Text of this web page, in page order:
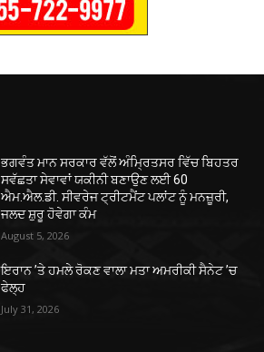
ਭਗਵੰਤ ਮਾਨ ਸਰਕਾਰ ਵੱਲੋਂ ਅੰਮ੍ਰਿਤਸਰ ਵਿੱਚ ਬਿਹਤਰ
ਸਵੱਛਤਾ ਸੇਵਾਵਾਂ ਯਕੀਨੀ ਬਣਾਉਣ ਲਈ 60
ਐਮ.ਐਲ.ਡੀ. ਸੀਵਰੇਜ ਟ੍ਰੀਟਮੈਂਟ ਪਲਾਂਟ ਨੂੰ ਮਨਜ਼ੂਰੀ,
ਜਲਦ ਸ਼ੁਰੂ ਹੋਵੇਗਾ ਕੰਮ
August 5, 2026
ਇਰਾਨ ’ਤੇ ਹਮਲੇ ਰੋਕਣ ਵਾਲਾ ਮਤਾ ਅਮਰੀਕੀ ਸੈਨੇਟ ’ਚ
ਫੇਲ੍ਹ
July 31, 2026